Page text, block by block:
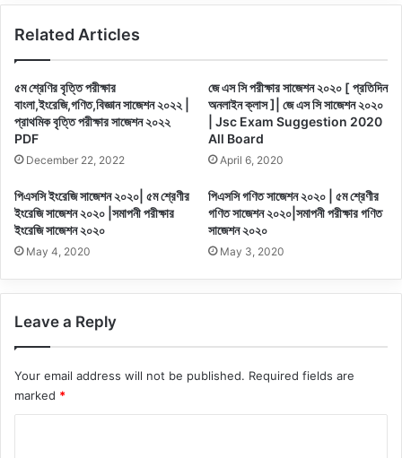
Related Articles
৫ম শ্রেণির বৃত্তি পরীক্ষার
বাংলা,ইংরেজি,গণিত,বিজ্ঞান সাজেশন ২০২২ |
প্রাথমিক বৃত্তি পরীক্ষার সাজেশন ২০২২
PDF
December 22, 2022
জে এস সি পরীক্ষার সাজেশন ২০২০ [ প্রতিদিন
অনলাইন ক্লাস ]| জে এস সি সাজেশন ২০২০
| Jsc Exam Suggestion 2020
All Board
April 6, 2020
পিএসসি ইংরেজি সাজেশন ২০২০| ৫ম শ্রেণীর
ইংরেজি সাজেশন ২০২০ |সমাপনী পরীক্ষার
ইংরেজি সাজেশন ২০২০
May 4, 2020
পিএসসি গণিত সাজেশন ২০২০ | ৫ম শ্রেণীর
গণিত সাজেশন ২০২০|সমাপনী পরীক্ষার গণিত
সাজেশন ২০২০
May 3, 2020
Leave a Reply
Your email address will not be published. Required fields are
marked *